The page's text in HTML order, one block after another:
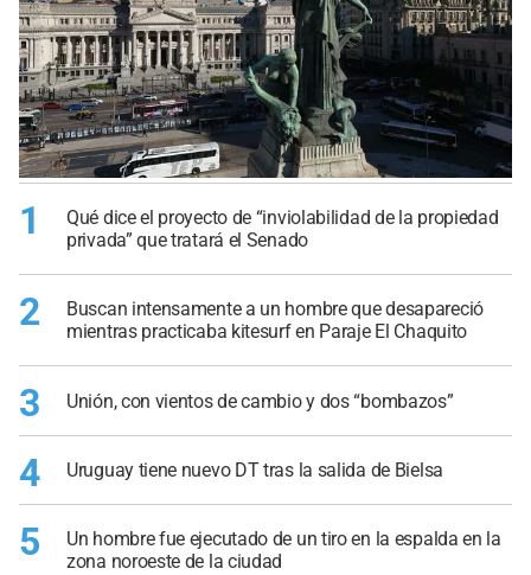
1
Qué dice el proyecto de “inviolabilidad de la propiedad
privada” que tratará el Senado
2
Buscan intensamente a un hombre que desapareció
mientras practicaba kitesurf en Paraje El Chaquito
3 Unión, con vientos de cambio y dos “bombazos”
4 Uruguay tiene nuevo DT tras la salida de Bielsa
5
Un hombre fue ejecutado de un tiro en la espalda en la
zona noroeste de la ciudad